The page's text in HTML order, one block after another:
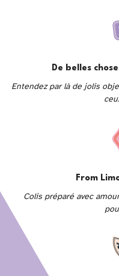
De belles
Entendez par là de jolis
From
Colis préparé avec